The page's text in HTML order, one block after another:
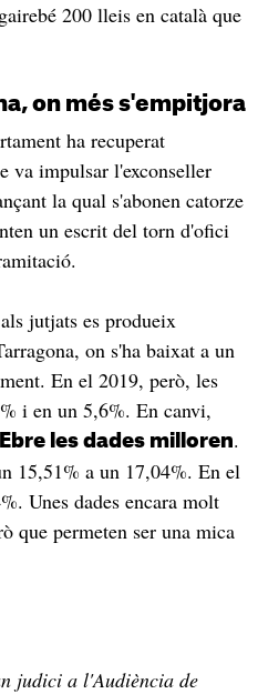
200 lleis en català que
on més s'empitjora
ha recuperat
va impulsar l'exconseller
la qual s'abonen catorze
un escrit del torn d'ofici
jutjats es produeix
on s'ha baixat a un
En el 2019, però, les
i en un 5,6%. En canvi,
les dades milloren.
15,51% a un 17,04%. En el
Unes dades encara molt
que permeten ser una mica
judici a l'Audiència de